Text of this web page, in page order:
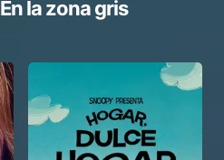
En la zona gris